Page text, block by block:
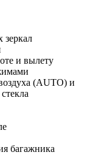
зеркал
и вылету
(AUTO) и
багажника